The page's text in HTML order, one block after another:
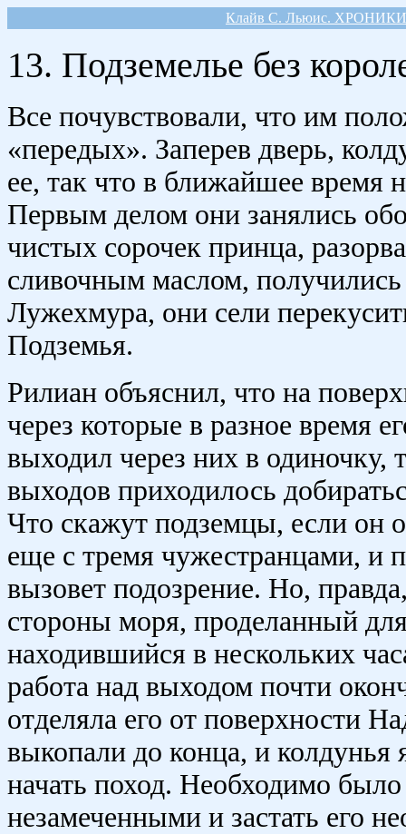
Клайв С. Льюис.
13. Подземелье без
Все почувствовали, что им
«передых». Заперев дверь,
ее, так что в ближайшее время
Первым делом они занялись
чистых сорочек принца,
сливочным маслом,
Лужехмура, они сели
Подземья.
Рилиан объяснил, что на
через которые в разное время
выходил через них в одиночку,
выходов приходилось
Что скажут подземцы, если он
еще с тремя чужестранцами, и
вызовет подозрение. Но,
стороны моря, проделанный
находившийся в нескольких
работа над выходом почти
отделяла его от поверхности
выкопали до конца, и
начать поход. Необходимо
незамеченными и застать его